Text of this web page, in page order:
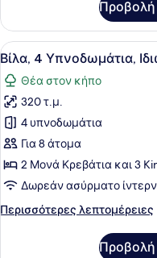
3
Υπνοδωμάτια,
Ιδιωτική
Προβολή
Προβολή
όλων
των
φωτογραφιών
για
Βίλα,
4
Υπνοδωμάτια,
Ιδιωτική
Πισίνα
10
Βίλα, 4 Υπνοδωμάτια,
Θέα στον κήπο
320 τ.μ.
4 υπνοδωμάτια
Για 8 άτομα
2 Μονά Κρεβάτια και 3
Δωρεάν ασύρματο
Περισσότερες λεπτομέρειες
Περισσότερες
Προβολή